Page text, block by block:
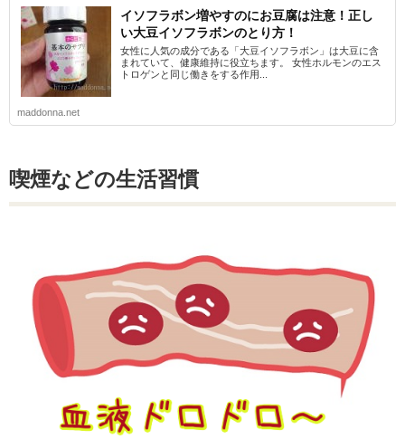
イソフラボン増やすのにお豆腐は注意！正し
い大豆イソフラボンのとり方！
女性に人気の成分である「大豆イソフラボン」は大豆に含
まれていて、健康維持に役立ちます。 女性ホルモンのエス
トロゲンと同じ働きをする作用...
maddonna.net
喫煙などの生活習慣